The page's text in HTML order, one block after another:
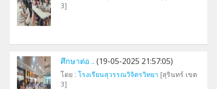
3]
ศึกษาต่อ .. (19-05-2025 21:57:05)
โดย : โรงเรียนสุวรรณวิจิตรวิทยา [สุรินทร์ เขต
3]